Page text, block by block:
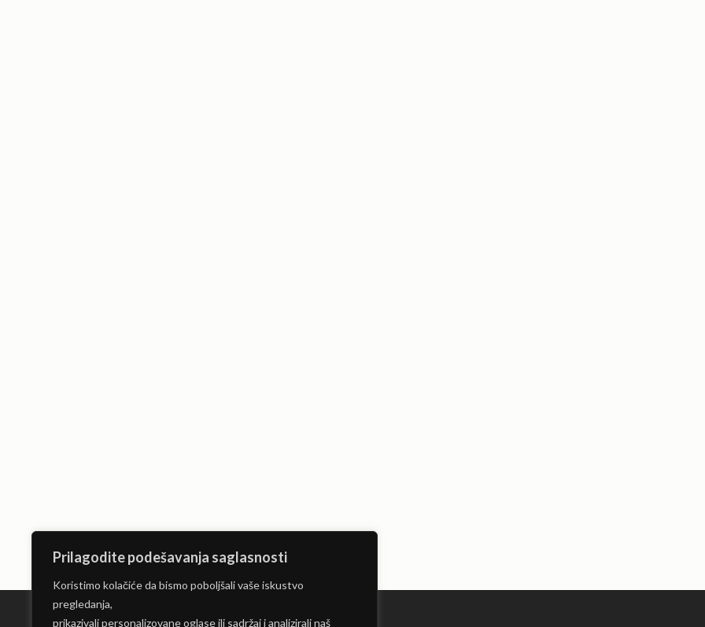
Prilagodite podešavanja saglasnosti
Koristimo kolačiće da bismo poboljšali vaše iskustvo
pregledanja,
prikazivali personalizovane oglase ili sadržaj i analizirali naš